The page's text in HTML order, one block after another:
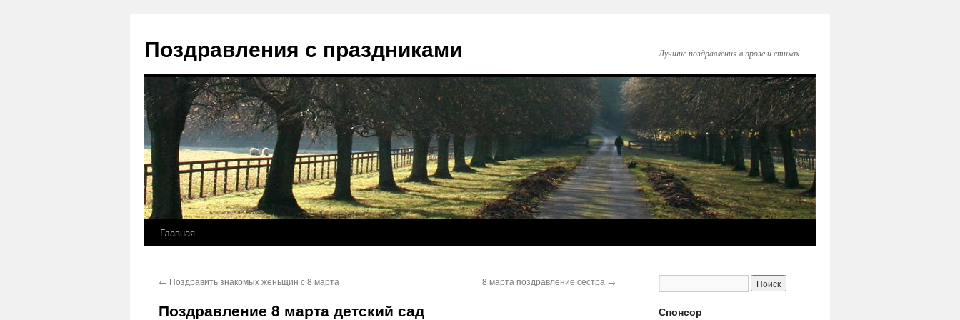
содержимому
Поздравления с праздниками Лучшие поздравления в прозе и стихах
Главная
← Поздравить знакомых женьщин с 8 марта 8 марта поздравление сестра →
Поздравление 8 марта детский сад Спонсор